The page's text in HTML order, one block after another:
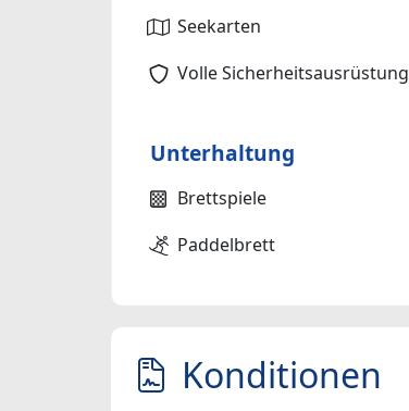
Seekarten
Volle Sicherheitsausrüstung
Unterhaltung
Brettspiele
Paddelbrett
Konditionen